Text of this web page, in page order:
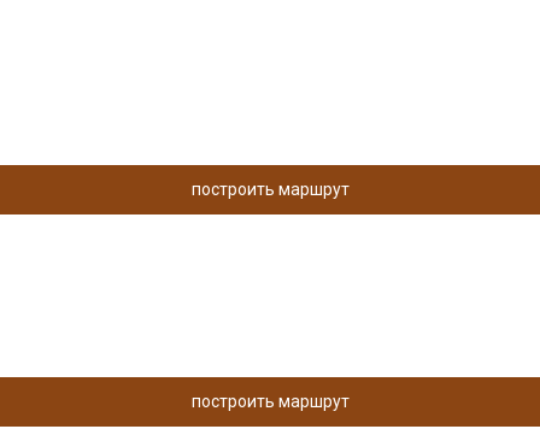
построить маршрут
построить маршрут